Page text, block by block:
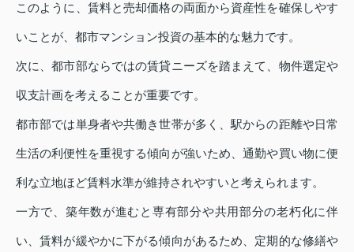
このように、賃料と売却価格の両面から資産性を確保しやす
いことが、都市マンション投資の基本的な魅力です。
次に、都市部ならではの賃貸ニーズを踏まえて、物件選定や
収支計画を考えることが重要です。
都市部では単身者や共働き世帯が多く、駅からの距離や日常
生活の利便性を重視する傾向が強いため、通勤や買い物に便
利な立地ほど賃料水準が維持されやすいと考えられます。
一方で、築年数が進むと専有部分や共用部分の老朽化に伴
い、賃料が緩やかに下がる傾向があるため、定期的な修繕や